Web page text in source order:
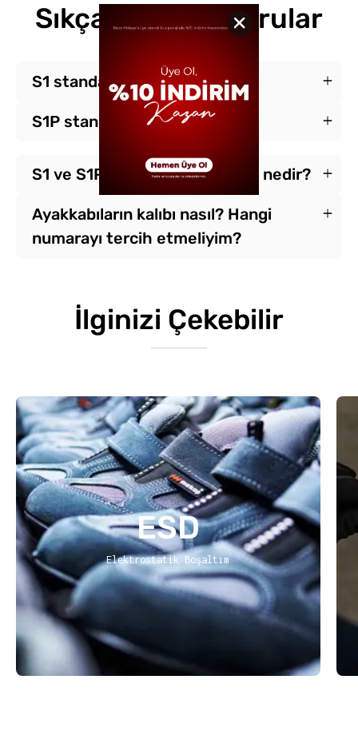
Sıkça Sorulan Sorular
S1 standardı nedir?
S1P standardı nedir?
S1 ve S1P standartlarının farkı nedir?
Ayakkabıların kalıbı nasıl? Hangi
numarayı tercih etmeliyim?
İlginizi Çekebilir
ESD
Elektrostatik Boşaltım